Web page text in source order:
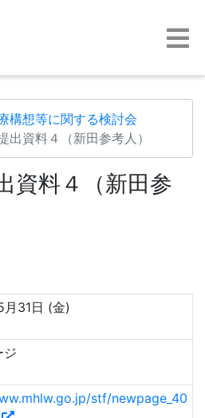
構想等に関する検討会
資料４（新田参考人）
料４（新田参
31日 (金)
ジ
stf/newpage_40